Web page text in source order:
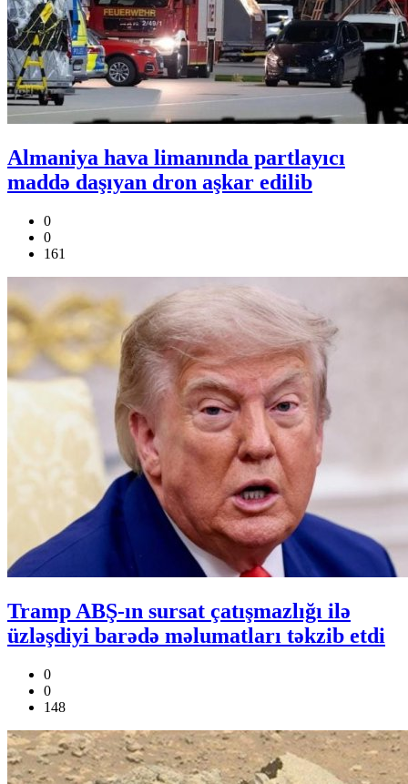
Almaniya hava limanında partlayıcı
maddə daşıyan dron aşkar edilib
0
0
161
Tramp ABŞ-ın sursat çatışmazlığı ilə
üzləşdiyi barədə məlumatları təkzib etdi
0
0
148